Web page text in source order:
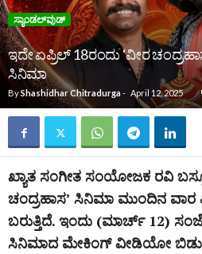
ಸ್ಯಾಂಡಲ್‌ವುಡ್‌
ಇದೇ ಏಪ್ರಿಲ್‌ 18ರಂದು ‘ವೀರ
ಸಿನಿಮಾ
ByShashidhar Chitradurga- April 12, 2025
ಖ್ಯಾತ ಸಂಗೀತ ಸಂಯೋಜಕ ರವಿ
ಚಂದ್ರಹಾಸ’ ಸಿನಿಮಾ ಮುಂದಿನ ವಾರ
ಬರುತ್ತಿದೆ. ಇಂದು (ಮಾರ್ಚ್‌ 12)
ಸಿನಿಮಾದ ಮೇಕಿಂಗ್‌ ವೀಡಿಯೋ